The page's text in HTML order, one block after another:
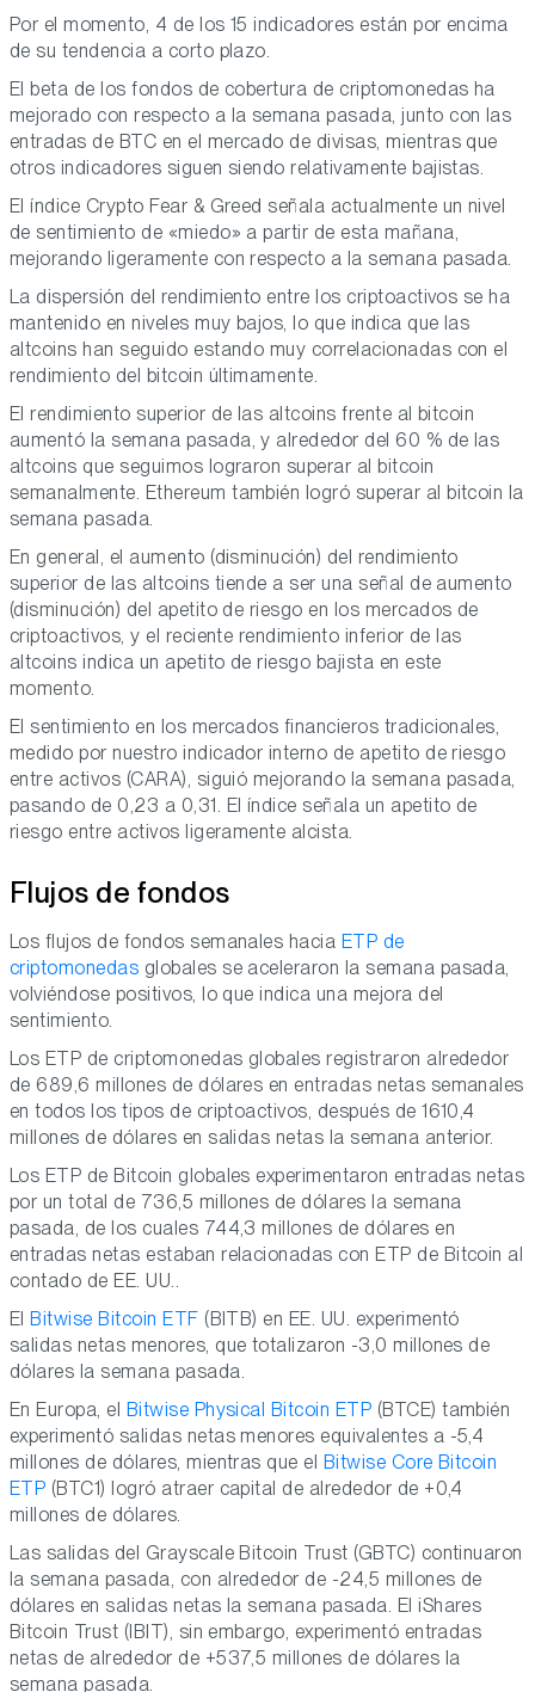
Por el momento, 4 de los 15 indicadores están por encima
de su tendencia a corto plazo.
El beta de los fondos de cobertura de criptomonedas ha
mejorado con respecto a la semana pasada, junto con las
entradas de BTC en el mercado de divisas, mientras que
otros indicadores siguen siendo relativamente bajistas.
El índice Crypto Fear & Greed señala actualmente un nivel
de sentimiento de «miedo» a partir de esta mañana,
mejorando ligeramente con respecto a la semana pasada.
La dispersión del rendimiento entre los criptoactivos se ha
mantenido en niveles muy bajos, lo que indica que las
altcoins han seguido estando muy correlacionadas con el
rendimiento del bitcoin últimamente.
El rendimiento superior de las altcoins frente al bitcoin
aumentó la semana pasada, y alrededor del 60 % de las
altcoins que seguimos lograron superar al bitcoin
semanalmente. Ethereum también logró superar al bitcoin la
semana pasada.
En general, el aumento (disminución) del rendimiento
superior de las altcoins tiende a ser una señal de aumento
(disminución) del apetito de riesgo en los mercados de
criptoactivos, y el reciente rendimiento inferior de las
altcoins indica un apetito de riesgo bajista en este
momento.
El sentimiento en los mercados financieros tradicionales,
medido por nuestro indicador interno de apetito de riesgo
entre activos (CARA), siguió mejorando la semana pasada,
pasando de 0,23 a 0,31. El índice señala un apetito de
riesgo entre activos ligeramente alcista.
Flujos de fondos
Los flujos de fondos semanales hacia ETP de
criptomonedas globales se aceleraron la semana pasada,
volviéndose positivos, lo que indica una mejora del
sentimiento.
Los ETP de criptomonedas globales registraron alrededor
de 689,6 millones de dólares en entradas netas semanales
en todos los tipos de criptoactivos, después de 1610,4
millones de dólares en salidas netas la semana anterior.
Los ETP de Bitcoin globales experimentaron entradas netas
por un total de 736,5 millones de dólares la semana
pasada, de los cuales 744,3 millones de dólares en
entradas netas estaban relacionadas con ETP de Bitcoin al
contado de EE. UU..
El Bitwise Bitcoin ETF (BITB) en EE. UU. experimentó
salidas netas menores, que totalizaron -3,0 millones de
dólares la semana pasada.
En Europa, el Bitwise Physical Bitcoin ETP (BTCE) también
experimentó salidas netas menores equivalentes a -5,4
millones de dólares, mientras que el Bitwise Core Bitcoin
ETP (BTC1) logró atraer capital de alrededor de +0,4
millones de dólares.
Las salidas del Grayscale Bitcoin Trust (GBTC) continuaron
la semana pasada, con alrededor de -24,5 millones de
dólares en salidas netas la semana pasada. El iShares
Bitcoin Trust (IBIT), sin embargo, experimentó entradas
netas de alrededor de +537,5 millones de dólares la
semana pasada.